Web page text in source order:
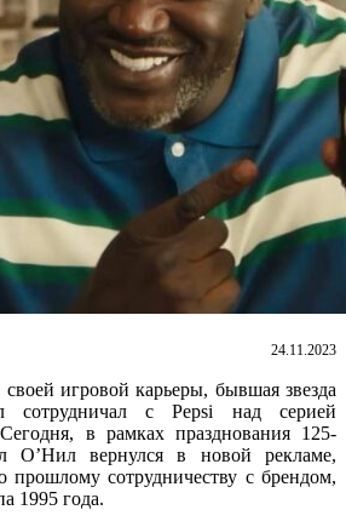
24.11.2023
игровой карьеры, бывшая звезда
с Pepsi над серией
в рамках празднования 125-
О’Нил вернулся в новой рекламе,
прошлому сотрудничеству с брендом,
1995 года.